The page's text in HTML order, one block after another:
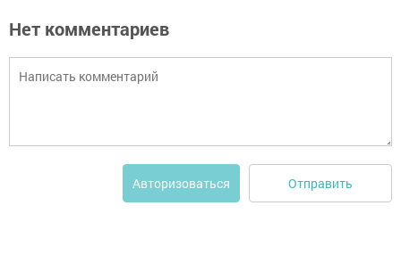
Нет комментариев
Авторизоваться Отправить